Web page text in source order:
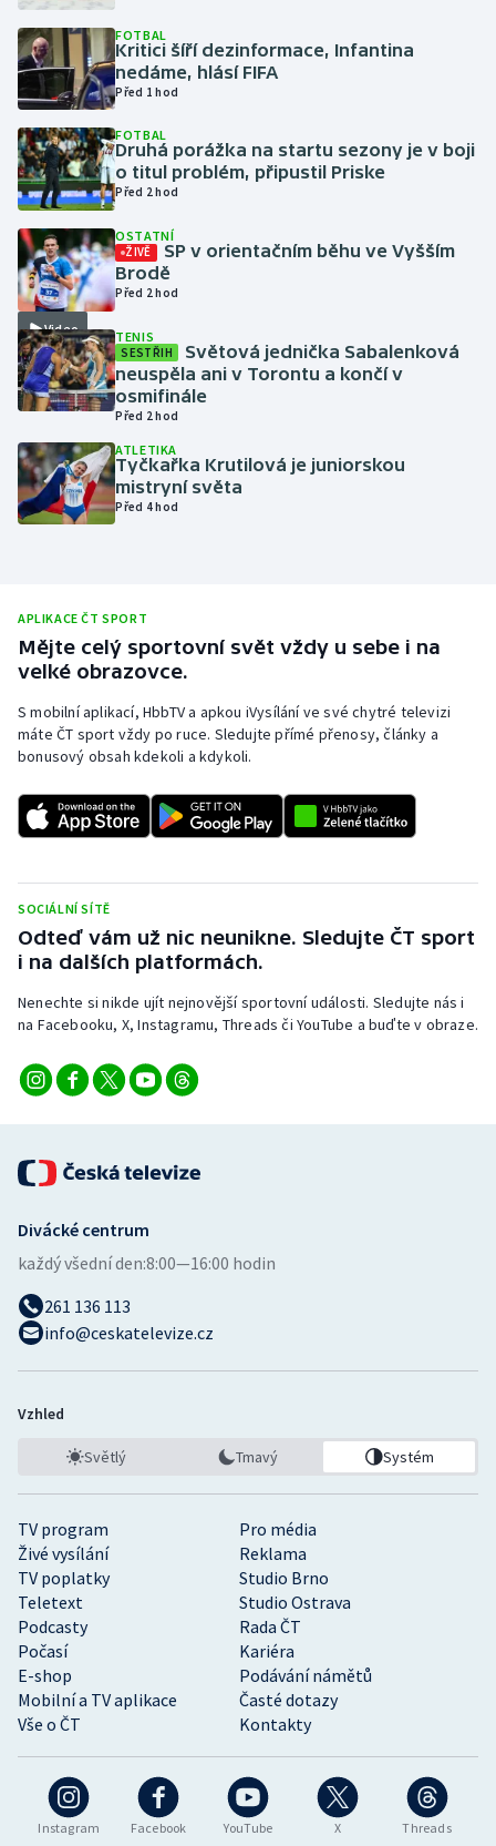
Jezdectví
Judo
Krasobruslení
Lezení
Lyže a snowboard
Moderní pětiboj
Motorsport
Olympijské hry
Parasport
Plavání
Rychlobruslení
Rychlostní kanoistika
Short track
Sportovní střelba
Veslování
Vodní slalom
Volejbal
FOTBAL
Kritici šíří dezinformace, Infantina
nedáme, hlásí FIFA
Před 1 hod
FOTBAL
Druhá porážka na startu sezony je v boji
o titul problém, připustil Priske
Před 2 hod
Video
OSTATNÍ
ŽIVĚ
SP v orientačním běhu ve Vyšším
Brodě
Před 2 hod
TENIS
SESTŘIH
Světová jednička Sabalenková
neuspěla ani v Torontu a končí v
osmifinále
Před 2 hod
ATLETIKA
Tyčkařka Krutilová je juniorskou
mistryní světa
Před 4 hod
APLIKACE ČT SPORT
Mějte celý sportovní svět vždy u sebe i na
velké obrazovce.
S mobilní aplikací, HbbTV a apkou iVysílání ve své chytré televizi
máte ČT sport vždy po ruce. Sledujte přímé přenosy, články a
bonusový obsah kdekoli a kdykoli.
SOCIÁLNÍ SÍTĚ
Odteď vám už nic neunikne. Sledujte ČT sport
i na dalších platformách.
Nenechte si nikde ujít nejnovější sportovní události. Sledujte nás i
na Facebooku, X, Instagramu, Threads či YouTube a buďte v obraze.
Instagram Facebook YouTube X Threads
TV program
Pro média
Živé vysílání
Reklama
TV poplatky
Studio Brno
Teletext
Studio Ostrava
Podcasty
Rada ČT
Počasí
Kariéra
E-shop
Podávání námětů
Mobilní a TV aplikace
Časté dotazy
Vše o ČT
Kontakty
Divácké centrum
každý všední den:8:00—16:00 hodin
261 136 113
info@ceskatelevize.cz
Vzhled
Světlý Tmavý Systém